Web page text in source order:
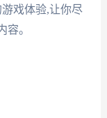
戏体验,让你尽
。